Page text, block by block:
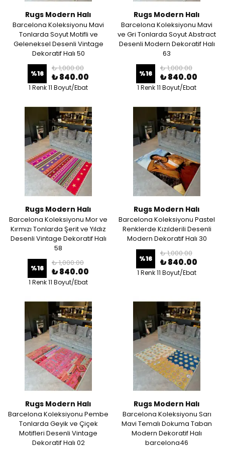
Rugs Modern Halı
Barcelona Koleksiyonu Mavi
Tonlarda Soyut Motifli ve
Geleneksel Desenli Vintage
Dekoratif Halı 50
%16
₺ 1,000.00
₺ 840.00
1 Renk 11 Boyut/Ebat
Rugs Modern Halı
Barcelona Koleksiyonu Mavi
ve Gri Tonlarda Soyut Abstract
Desenli Modern Dekoratif Halı
63
%16
₺ 1,000.00
₺ 840.00
1 Renk 11 Boyut/Ebat
Rugs Modern Halı
Barcelona Koleksiyonu Mor ve
Kırmızı Tonlarda Şerit ve Yıldız
Desenli Vintage Dekoratif Halı
58
%16
₺ 1,000.00
₺ 840.00
1 Renk 11 Boyut/Ebat
Rugs Modern Halı
Barcelona Koleksiyonu Pastel
Renklerde Kızılderili Desenli
Modern Dekoratif Halı 30
%16
₺ 1,000.00
₺ 840.00
1 Renk 11 Boyut/Ebat
Rugs Modern Halı
Barcelona Koleksiyonu Pembe
Tonlarda Geyik ve Çiçek
Motifleri Desenli Vintage
Dekoratif Halı 02
Rugs Modern Halı
Barcelona Koleksiyonu Sarı
Mavi Temalı Dokuma Taban
Modern Dekoratif Halı
barcelona46